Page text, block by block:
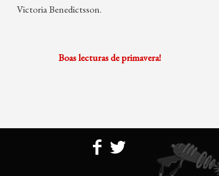
Victoria Benedictsson.
Boas lecturas de primavera!